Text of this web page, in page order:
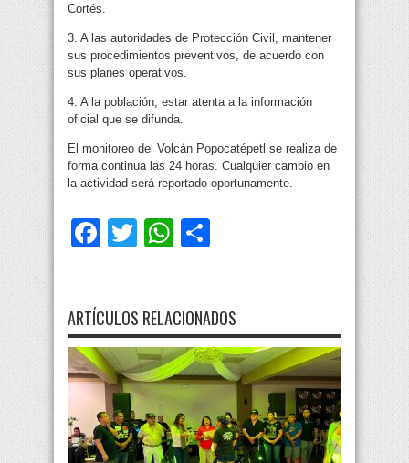
Cortés.
3. A las autoridades de Protección Civil, mantener
sus procedimientos preventivos, de acuerdo con
sus planes operativos.
4. A la población, estar atenta a la información
oficial que se difunda.
El monitoreo del Volcán Popocatépetl se realiza de
forma continua las 24 horas. Cualquier cambio en
la actividad será reportado oportunamente.
Facebook
TwitterWhatsApp
ARTÍCULOS RELACIONADOS